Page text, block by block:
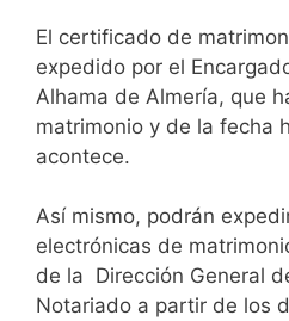
El certificado de
expedido por el
Alhama de Almería, que
matrimonio y de la fecha
acontece.
Así mismo, podrán
electrónicas de
de la Dirección General
Notariado a partir de los